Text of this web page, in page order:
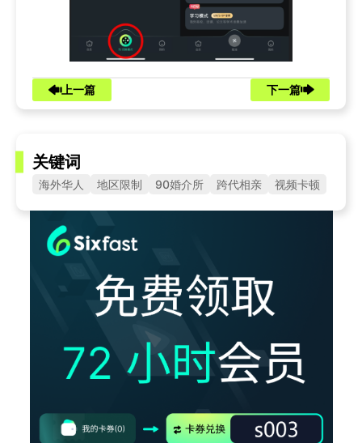
上一篇 下一篇
关键词
海外华人 地区限制 90婚介所 跨代相亲 视频卡顿